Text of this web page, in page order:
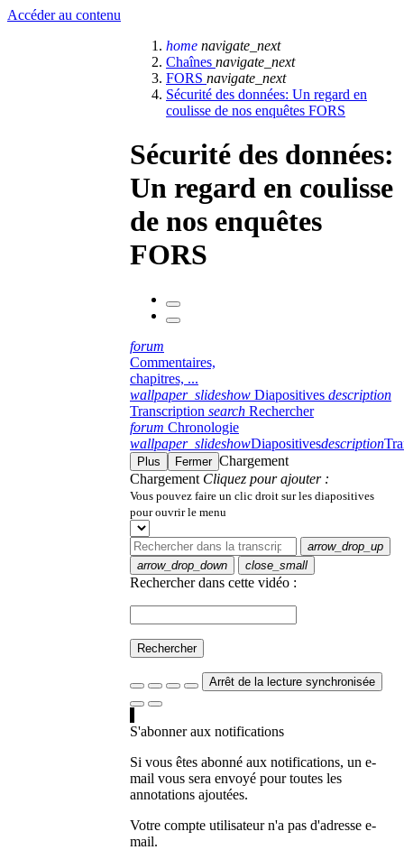
Accéder au contenu
home navigate_next
Chaînes navigate_next
FORS navigate_next
Sécurité des données: Un regard en
coulisse de nos enquêtes FORS
Sécurité des données:
Un regard en coulisse
de nos enquêtes
FORS
forum
Commentaires,
chapitres, ...
wallpaper_slideshow Diapositives description
Transcription search Rechercher
forum Chronologie
wallpaper_slideshowDiapositivesdescription
Plus Fermer Chargement
Chargement Cliquez pour ajouter :
Vous pouvez faire un clic droit sur les diapositives
pour ouvrir le menu
arrow_drop_up
arrow_drop_down
close_small
Rechercher dans cette vidéo :
Rechercher
Arrêt de la lecture synchronisée
S'abonner aux notifications
Si vous êtes abonné aux notifications, un e-
mail vous sera envoyé pour toutes les
annotations ajoutées.
Votre compte utilisateur n'a pas d'adresse e-
mail.